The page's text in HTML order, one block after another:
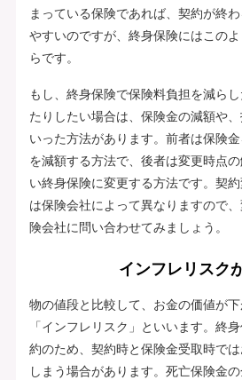
まっている保険であれば、契約が終
やすいのですが、終身保険にはこの
らです。
もし、終身保険で保険料負担を減ら
たりしたい場合は、保険金の減額や
いった方法があります。前者は保険
を減額する方法で、後者は変更時点
い終身保険に変更する方法です。契
は保険会社によって異なりますので
険会社に問い合わせてみましょう。
インフレリスク
物の値段と比較して、お金の価値が
「インフレリスク」といいます。終
約のため、契約時と保険金受取時で
しまう場合があります。死亡保険金